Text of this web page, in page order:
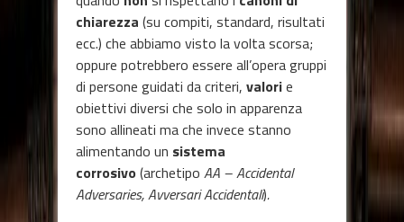
chiarezza (su compiti, standard, risultati
ecc.) che abbiamo visto la volta scorsa;
oppure potrebbero essere all’opera gruppi
di persone guidati da criteri, valorie
obiettivi diversi che solo in apparenza
sono allineati ma che invece stanno
alimentando un sistema
corrosivo (archetipo AA – Accidental
Adversaries, Avversari Accidentali).